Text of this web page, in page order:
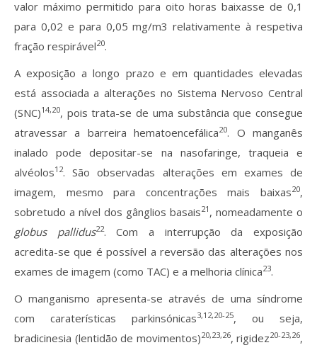
valor máximo permitido para oito horas baixasse de 0,1
para 0,02 e para 0,05 mg/m3 relativamente à respetiva
fração respirável20.
A exposição a longo prazo e em quantidades elevadas
está associada a alterações no Sistema Nervoso Central
(SNC)14,20, pois trata-se de uma substância que consegue
atravessar a barreira hematoencefálica20. O manganês
inalado pode depositar-se na nasofaringe, traqueia e
alvéolos12. São observadas alterações em exames de
imagem, mesmo para concentrações mais baixas20,
sobretudo a nível dos gânglios basais21 , nomeadamente o
globus pallidus22. Com a interrupção da exposição
acredita-se que é possível a reversão das alterações nos
exames de imagem (como TAC) e a melhoria clínica23.
O manganismo apresenta-se através de uma síndrome
com caraterísticas parkinsónicas3,12,20-25, ou seja,
bradicinesia (lentidão de movimentos)20,23,26, rigidez20-23,26,